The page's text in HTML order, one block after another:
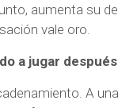
aumenta su
vale oro.
a jugar
A